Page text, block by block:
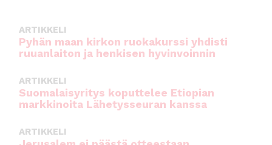
k
ARTIKKELI
Pyhän maan kirkon ruokakurssi yhdisti
ruuanlaiton ja henkisen hyvinvoinnin
ARTIKKELI
Suomalaisyritys koputtelee Etiopian
markkinoita Lähetysseuran kanssa
ARTIKKELI